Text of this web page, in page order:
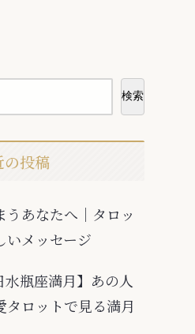
検索
の投稿
あなたへ｜タロッ
いメッセージ
水瓶座満月】あの人
タロットで見る満月